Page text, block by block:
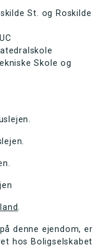
St. og Roskilde
Skole og
.
denne ejendom, er
hos Boligselskabet